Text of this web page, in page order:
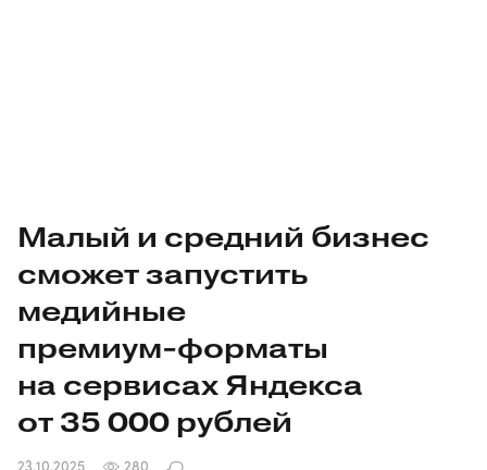
Малый и средний бизнес
сможет запустить
медийные
премиум-форматы
на сервисах Яндекса
от 35 000 рублей
23.10.2025 280